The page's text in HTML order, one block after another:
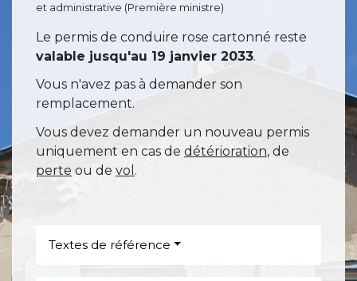
et administrative (Première ministre)
Le permis de conduire rose cartonné reste
valable jusqu'au 19 janvier 2033.
Vous n'avez pas à demander son
remplacement.
Vous devez demander un nouveau permis
uniquement en cas de détérioration, de
perte ou de vol .
Textes de référence